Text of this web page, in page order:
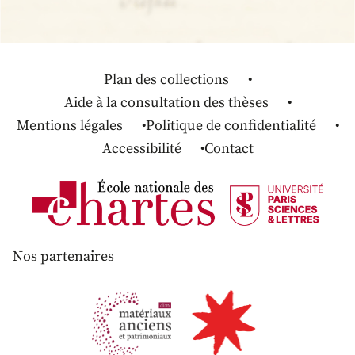
Plan des collections
Aide à la consultation des thèses
Mentions légales
Politique de confidentialité
Accessibilité
Contact
Nos partenaires